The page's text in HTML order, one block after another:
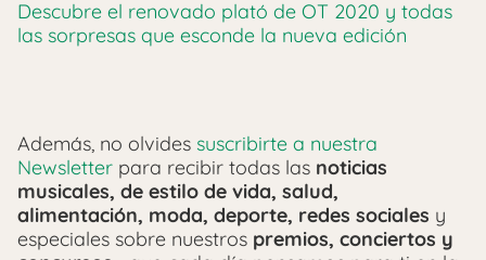
Descubre el renovado plató de OT 2020 y todas
las sorpresas que esconde la nueva edición
Además, no olvides suscribirte a nuestra
Newsletter para recibir todas las noticias
musicales, de estilo de vida, salud,
alimentación, moda, deporte, redes sociales y
especiales sobre nuestros premios, conciertos y